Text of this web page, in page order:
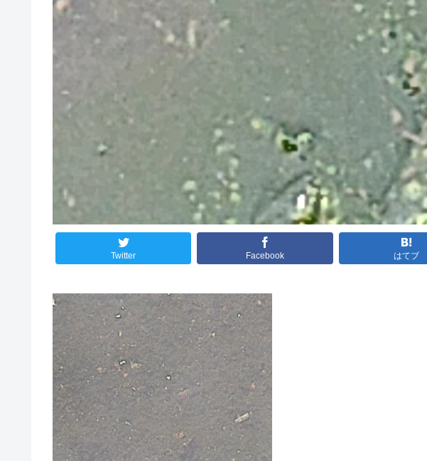
Twitter Facebook はてブ